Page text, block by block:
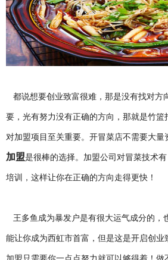
都说想要创业致富很难，那是没有找对方
要，光有努力没有正确的方向，那就是竹篮
对加盟项目至关重要。开冒菜店不需要大量
加盟是很棒的选择。加盟公司对冒菜技术
培训，这样让你在正确的方向走得更快！
王多鱼成为暴发户是有很大运气成分的，
能让你成为西虹市首富，但是这是开启创业